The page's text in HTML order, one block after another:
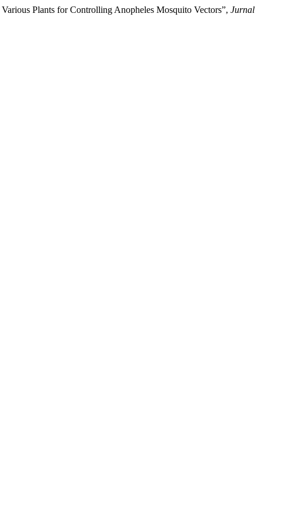
Plants for Controlling Anopheles Mosquito Vectors”, Jurnal